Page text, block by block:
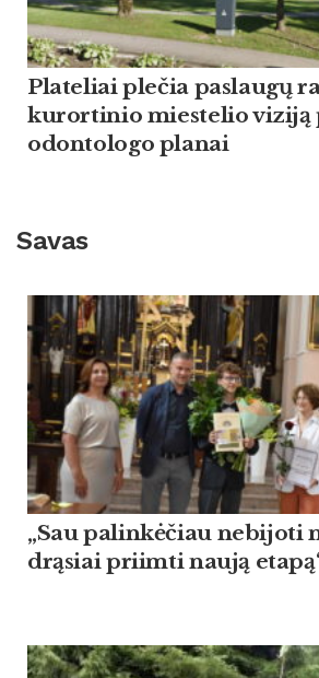
Plateliai plečia paslaugų
kurortinio miestelio viziją
odontologo planai
Savas
„Sau palinkėčiau nebijoti
drąsiai priimti naują